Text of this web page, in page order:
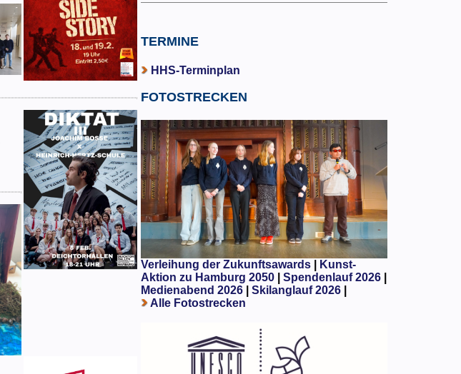
TERMINE
HHS-Terminplan
FOTOSTRECKEN
Verleihung der Zukunftsawards|
Kunst-
Aktion zu Hamburg 2050
Spendenlauf 2026|
Medienabend 2026| Skilanglauf 2026|
Alle Fotostrecken